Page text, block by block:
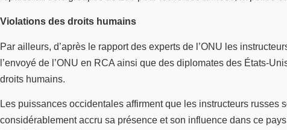
Violations des droits humains
Par ailleurs, d’après le rapport des experts de l’ONU les
l’envoyé de l’ONU en RCA ainsi que des diplomates des États-
droits humains.
Les puissances occidentales affirment que les instructeurs
considérablement accru sa présence et son influence dans ce